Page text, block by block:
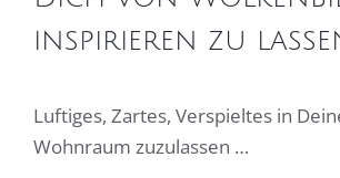
inspirieren zu
Luftiges, Zartes, Verspieltes in
Wohnraum zuzulassen …